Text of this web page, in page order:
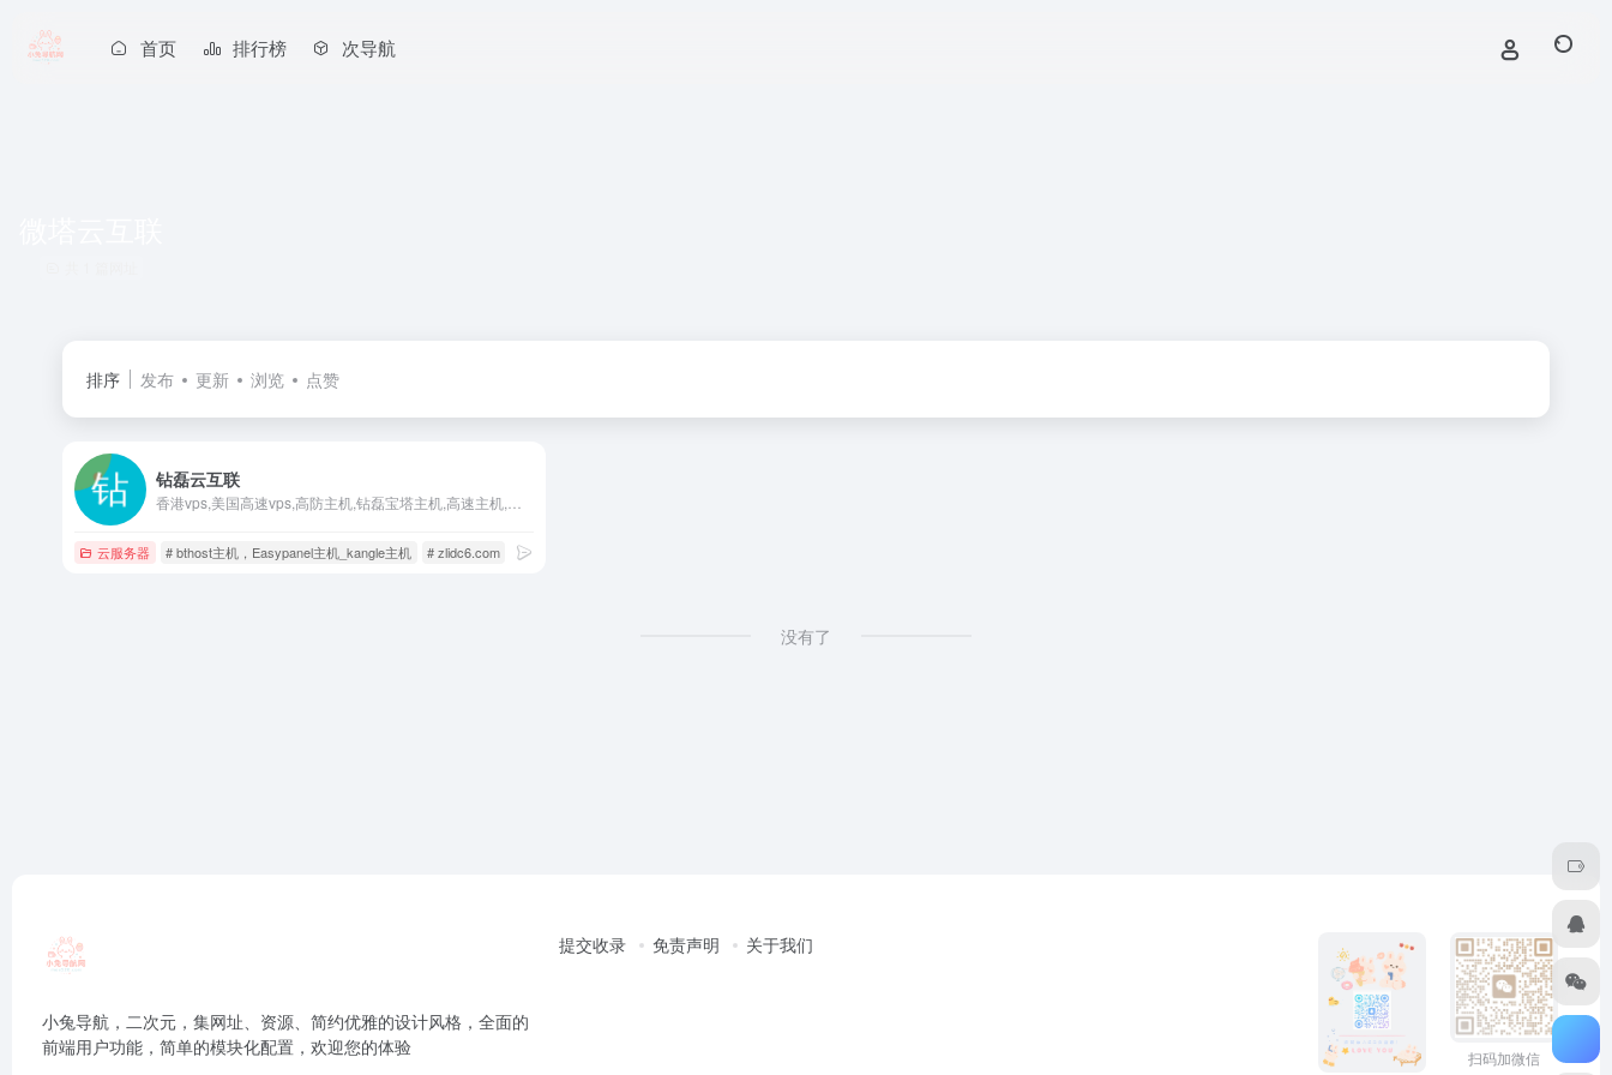
首页 排行榜 次导航
排序 发布 更新 浏览 点赞
钻磊云互联
云服务器 # bthost主机，Easypanel主机_kangle主机 # zlidc6.com # 专注高防高速稳定的宝塔主机
没有了
小兔导航，二次元，集网址、资源、简约优雅的设计风格，全面的
前端用户功能，简单的模块化配置，欢迎您的体验
提交收录 免责声明 关于我们
扫码加微信